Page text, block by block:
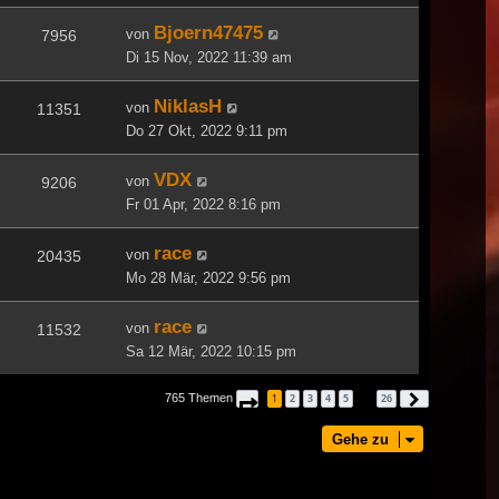
7956 von Bjoern47475
Di 15 Nov, 2022 11:39 am
11351 von NiklasH
Do 27 Okt, 2022 9:11 pm
9206 von VDX
Fr 01 Apr, 2022 8:16 pm
20435 von race
Mo 28 Mär, 2022 9:56 pm
11532 von race
Sa 12 Mär, 2022 10:15 pm
765 Themen Seite von 26
1 2 3 4 5 26
Gehe zu